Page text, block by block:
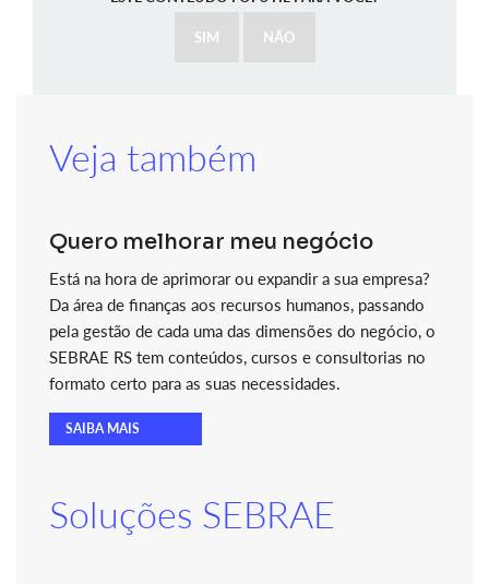
SIM NÃO
Veja também
Quero melhorar meu negócio
Está na hora de aprimorar ou expandir a sua empresa?
Da área de finanças aos recursos humanos, passando
pela gestão de cada uma das dimensões do negócio, o
SEBRAE RS tem conteúdos, cursos e consultorias no
formato certo para as suas necessidades.
SAIBA MAIS
Soluções SEBRAE